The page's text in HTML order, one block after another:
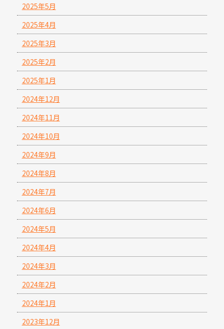
2025年5月
2025年4月
2025年3月
2025年2月
2025年1月
2024年12月
2024年11月
2024年10月
2024年9月
2024年8月
2024年7月
2024年6月
2024年5月
2024年4月
2024年3月
2024年2月
2024年1月
2023年12月